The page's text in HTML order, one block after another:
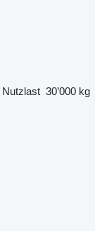
Nutzlast 30’000 kg